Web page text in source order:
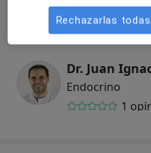
Endocrino
Dr. Juan
Endocrino
1
Rechazarlas todas